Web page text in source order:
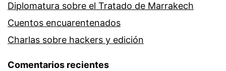
Diplomatura sobre el Tratado de Marrakech
Cuentos encuarentenados
Charlas sobre hackers y edición
Comentarios recientes